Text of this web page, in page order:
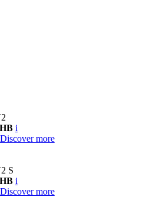
i
Discover more
S
i
Discover more